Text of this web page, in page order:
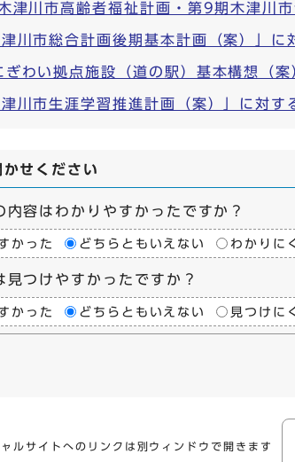
津川市高齢者福祉計画・第9期木津川
津川市総合計画後期基本計画（案）」に
ぎわい拠点施設（道の駅）基本構想（
津川市生涯学習推進計画（案）」に対す
せください
内容はわかりやすかったですか？
かった どちらともいえない わかりに
見つけやすかったですか？
かった どちらともいえない 見つけに
ャルサイトへのリンクは別ウィンドウで開きます